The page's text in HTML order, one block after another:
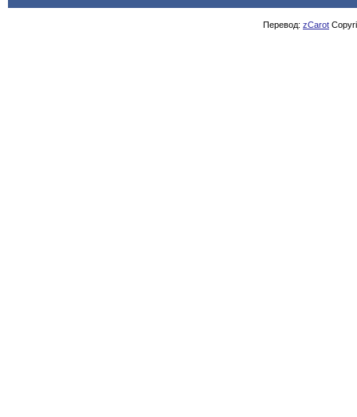
Перевод: zCarot